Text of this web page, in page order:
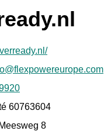
60763604
8